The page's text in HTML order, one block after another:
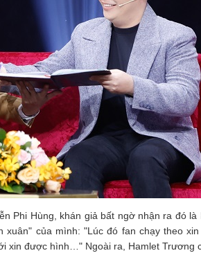
Phi Hùng, khán giả bất ngờ nhận ra đó là
của mình: "Lúc đó fan chạy theo
xin được hình…" Ngoài ra, Hamlet Trương